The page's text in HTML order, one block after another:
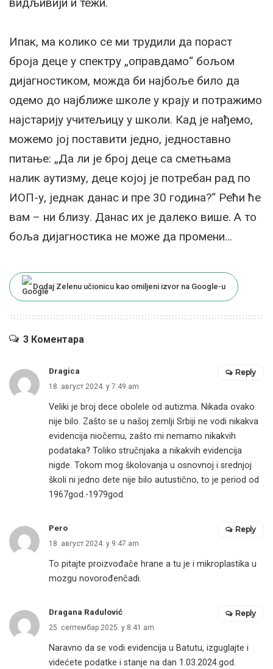
видљивији и тежи.
Ипак, ма колико се ми трудили да пораст
броја деце у спектру „оправдамо“ бољом
дијагностиком, можда би најбоље било да
одемо до најближе школе у крају и потражимо
најстарију учитељицу у школи. Кад је нађемо,
можемо јој поставити једно, једноставно
питање: „Да ли је број деце са сметњама
налик аутизму, деце којој је потребан рад по
ИОП-у, једнак данас и пре 30 година?“ Рећи ће
вам – ни близу. Данас их је далеко више. А то
боља дијагностика не може да промени…
Dodaj Zelenu učionicu kao omiljeni izvor na Google-u
3 Коментара
Dragica
18. август 2024. у 7:49 am
Veliki je broj dece obolele od autizma. Nikada ovako
nije bilo. Zašto se u našoj zemlji Srbiji ne vodi nikakva
evidencija niočemu, zašto mi nemamo nikakvih
podataka? Toliko stručnjaka a nikakvih evidencija
nigde. Tokom mog školovanja u osnovnoj i srednjoj
školi ni jedno dete nije bilo autustično, to je period od
1967god.-1979god.
Reply
Pero
18. август 2024. у 9:47 am
To pitajte proizvođače hrane a tu je i mikroplastika u
mozgu novorođenčadi.
Reply
Dragana Radulović
25. септембар 2025. у 8:41 am
Naravno da se vodi evidencija u Batutu, izguglajte i
videćete podatke i stanje na dan 1.03.2024.god.
Reply